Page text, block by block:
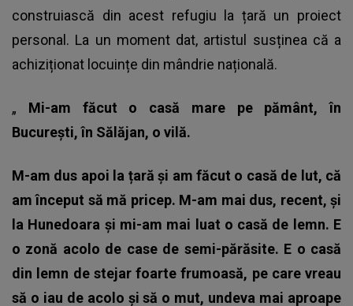
construiască din acest refugiu la țară un proiect
personal. La un moment dat, artistul susținea că a
achiziționat locuințe din mândrie națională.
„ Mi-am făcut o casă mare pe pământ, în
București, în Sălăjan, o vilă.
M-am dus apoi la țară și am făcut o casă de lut, că
am început să mă pricep. M-am mai dus, recent, și
la Hunedoara și mi-am mai luat o casă de lemn. E
o zonă acolo de case de semi-părăsite. E o casă
din lemn de stejar foarte frumoasă, pe care vreau
să o iau de acolo și să o mut, undeva mai aproape